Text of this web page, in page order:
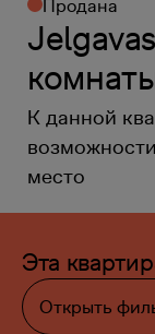
Продана
К данной
место
Эта
Открыть